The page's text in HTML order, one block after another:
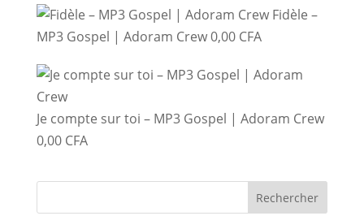
Fidèle –
MP3 Gospel | Adoram Crew0,00 CFA
Je compte sur toi – MP3 Gospel | Adoram Crew
0,00 CFA